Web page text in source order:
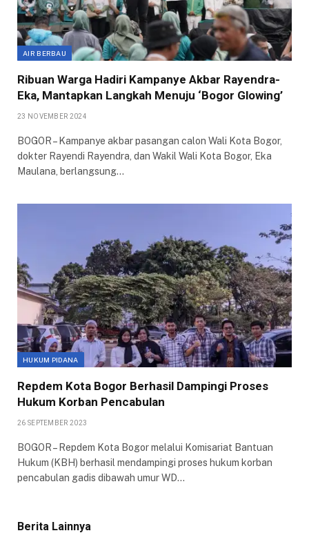
AIR BERBAU
Ribuan Warga Hadiri Kampanye Akbar Rayendra-
Eka, Mantapkan Langkah Menuju ‘Bogor Glowing’
23 NOVEMBER 2024
BOGOR – Kampanye akbar pasangan calon Wali Kota Bogor,
dokter Rayendi Rayendra, dan Wakil Wali Kota Bogor, Eka
Maulana, berlangsung…
HUKUM PIDANA
Repdem Kota Bogor Berhasil Dampingi Proses
Hukum Korban Pencabulan
26 SEPTEMBER 2023
BOGOR – Repdem Kota Bogor melalui Komisariat Bantuan
Hukum (KBH) berhasil mendampingi proses hukum korban
pencabulan gadis dibawah umur WD…
Berita Lainnya